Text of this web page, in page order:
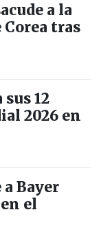
a la
tras
12
2026 en
Bayer
el